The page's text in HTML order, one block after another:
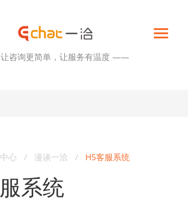
咨询更简单，让服务有温度 ——
心 / 漫谈一洽 / H5客服系统
系统